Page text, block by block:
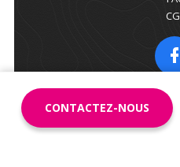
CONTACTEZ-NOUS
Copyright © 2026 Agence